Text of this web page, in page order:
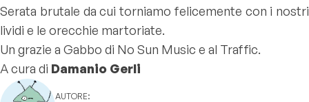
Serata brutale da cui torniamo felicemente con i nostri
lividi e le orecchie martoriate.
Un grazie a Gabbo di No Sun Music e al Traffic.
A cura di Damanio Gerli
AUTORE: